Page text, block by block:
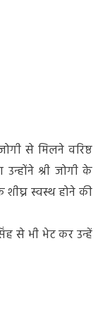
से मिलने वरिष्ठ
श्री जोगी के
स्वस्थ होने की
से भी भेट कर उन्हें